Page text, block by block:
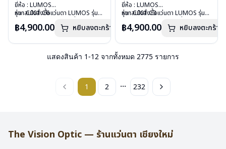
ยี่ห้อ : LUMOS
รุ่น : C001 C6
เลนส์ : Demo Lens
น้ำหนัก : 26 กรัม
อุปกรณ์ : กล่องแว่น , ผ้าเช็ดแว่น
การรับประกัน : 2 ปี
หากสนใจสั่งชื้อแว่นตา LUMOS รุ่น
กรุณาติดต่อเราคลิก
฿4,900.00 หยิบลงตะกร้า
ยี่ห้อ : LUMOS
รุ่น : C001 C3
เลนส์ : Demo Lens
น้ำหนัก : 26 กรัม
อุปกรณ์ : กล่องแว่น , ผ้าเช็ดแว่น
การรับประกัน : 2 ปี
หากสนใจสั่งชื้อแว่นตา LUMOS รุ่น
กรุณาติดต่อเราคลิก
฿4,900.00 หยิบลงตะกร้า
แสดงสินค้า 1-12 จากทั้งหมด 2775 รายการ
1 2 ... 232
The Vision Optic — ร้านแว่นตา เชียงใหม่